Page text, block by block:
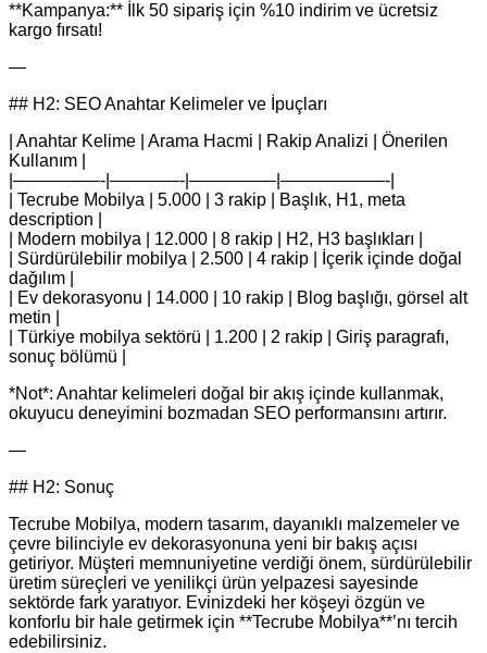
**Kampanya:** İlk 50 sipariş için %10 indirim ve ücretsiz
kargo fırsatı!
—
## H2: SEO Anahtar Kelimeler ve İpuçları
| Anahtar Kelime | Arama Hacmi | Rakip Analizi | Önerilen
Kullanım |
|—————-|————-|—————|——————-|
| Tecrube Mobilya | 5.000 | 3 rakip | Başlık, H1, meta
description |
| Modern mobilya | 12.000 | 8 rakip | H2, H3 başlıkları |
| Sürdürülebilir mobilya | 2.500 | 4 rakip | İçerik içinde doğal
dağılım |
| Ev dekorasyonu | 14.000 | 10 rakip | Blog başlığı, görsel alt
metin |
| Türkiye mobilya sektörü | 1.200 | 2 rakip | Giriş paragrafı,
sonuç bölümü |
*Not*: Anahtar kelimeleri doğal bir akış içinde kullanmak,
okuyucu deneyimini bozmadan SEO performansını artırır.
—
## H2: Sonuç
Tecrube Mobilya, modern tasarım, dayanıklı malzemeler ve
çevre bilinciyle ev dekorasyonuna yeni bir bakış açısı
getiriyor. Müşteri memnuniyetine verdiği önem, sürdürülebilir
üretim süreçleri ve yenilikçi ürün yelpazesi sayesinde
sektörde fark yaratıyor. Evinizdeki her köşeyi özgün ve
konforlu bir hale getirmek için **Tecrube Mobilya**’nı tercih
edebilirsiniz.